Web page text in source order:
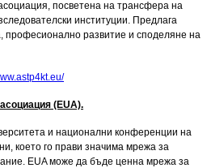
посветена на трансфера на
институции. Предлага
професионално развитие и споделяне на
(EUA).
и национални конференции на
което го прави значима мрежа за
EUA може да бъде ценна мрежа за